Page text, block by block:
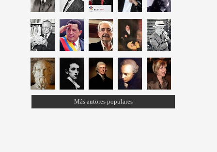
Más autores populares